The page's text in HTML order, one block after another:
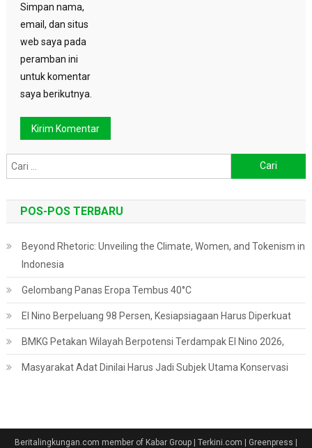
Simpan nama,
email, dan situs
web saya pada
peramban ini
untuk komentar
saya berikutnya.
untuk:
POS-POS TERBARU
Beyond Rhetoric: Unveiling the Climate, Women, and Tokenism in
Indonesia
Gelombang Panas Eropa Tembus 40°C
El Nino Berpeluang 98 Persen, Kesiapsiagaan Harus Diperkuat
BMKG Petakan Wilayah Berpotensi Terdampak El Nino 2026,
Masyarakat Adat Dinilai Harus Jadi Subjek Utama Konservasi
Beritalingkungan.com member of Kabar Group | Terkini.com | Greenpress |